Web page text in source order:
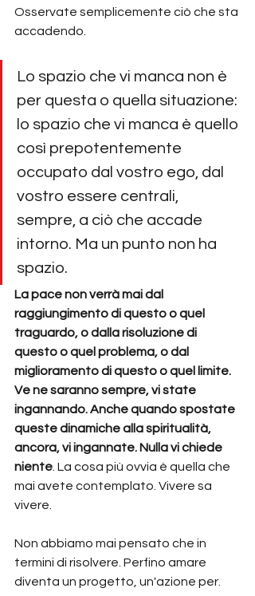
Osservate semplicemente ciò che sta
accadendo.
Lo spazio che vi manca non è
per questa o quella situazione:
lo spazio che vi manca è quello
così prepotentemente
occupato dal vostro ego, dal
vostro essere centrali,
sempre, a ciò che accade
intorno. Ma un punto non ha
spazio.
La pace non verrà mai dal
raggiungimento di questo o quel
traguardo, o dalla risoluzione di
questo o quel problema, o dal
miglioramento di questo o quel limite.
Ve ne saranno sempre, vi state
ingannando. Anche quando spostate
queste dinamiche alla spiritualità,
ancora, vi ingannate. Nulla vi chiede
niente . La cosa più ovvia è quella che
mai avete contemplato. Vivere sa
vivere.
Non abbiamo mai pensato che in
termini di risolvere. Perfino amare
diventa un progetto, un'azione per.